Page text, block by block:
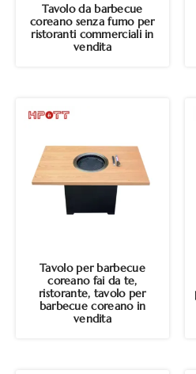
Tavolo da barbecue
coreano senza fumo per
ristoranti commerciali in
vendita
Tavolo per barbecue
coreano fai da te,
ristorante, tavolo per
barbecue coreano in
vendita